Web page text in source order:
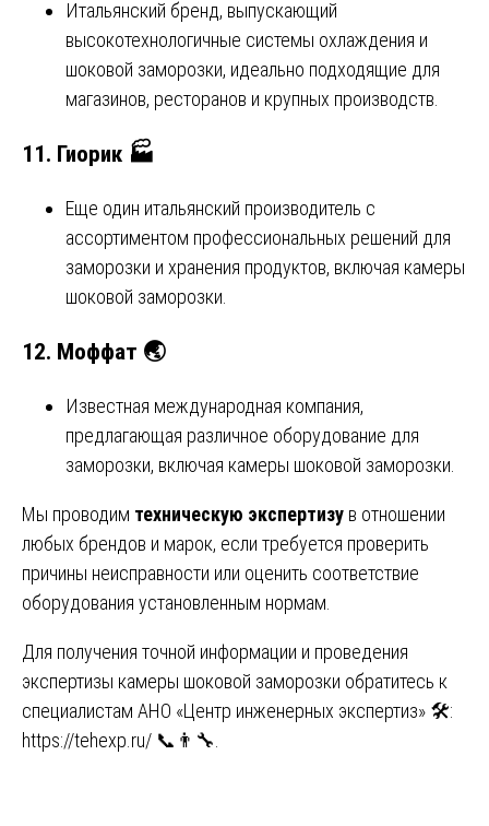
Итальянский бренд, выпускающий
высокотехнологичные системы охлаждения и
шоковой заморозки, идеально подходящие для
магазинов, ресторанов и крупных производств.
11. Гиорик 🏭
Еще один итальянский производитель с
ассортиментом профессиональных решений для
заморозки и хранения продуктов, включая камеры
шоковой заморозки.
12. Моффат 🌏
Известная международная компания,
предлагающая различное оборудование для
заморозки, включая камеры шоковой заморозки.
Мы проводим техническую экспертизу в отношении
любых брендов и марок, если требуется проверить
причины неисправности или оценить соответствие
оборудования установленным нормам.
Для получения точной информации и проведения
экспертизы камеры шоковой заморозки обратитесь к
специалистам АНО «Центр инженерных экспертиз» 🛠️:
https://tehexp.ru/ 📞👨‍🔧.